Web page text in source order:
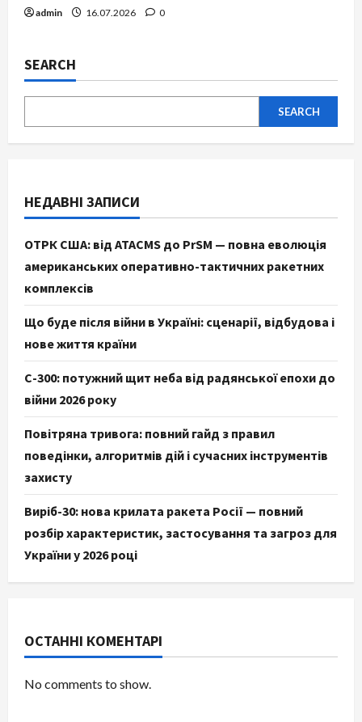
admin 16.07.2026 0
SEARCH
SEARCH
НЕДАВНІ ЗАПИСИ
ОТРК США: від ATACMS до PrSM — повна еволюція
американських оперативно-тактичних ракетних
комплексів
Що буде після війни в Україні: сценарії, відбудова і
нове життя країни
С-300: потужний щит неба від радянської епохи до
війни 2026 року
Повітряна тривога: повний гайд з правил
поведінки, алгоритмів дій і сучасних інструментів
захисту
Виріб-30: нова крилата ракета Росії — повний
розбір характеристик, застосування та загроз для
України у 2026 році
ОСТАННІ КОМЕНТАРІ
No comments to show.